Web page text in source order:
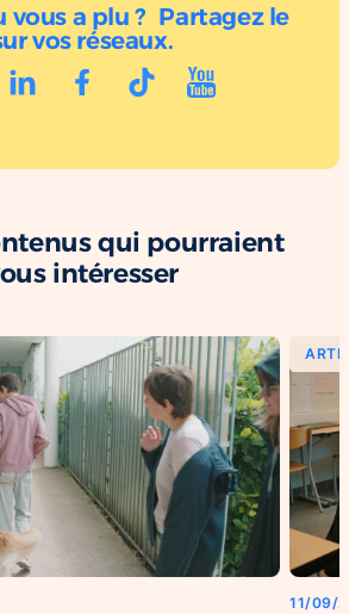
vous a plu ? Partagez le
vos réseaux.
qui pourraient
intéresser
11/09/